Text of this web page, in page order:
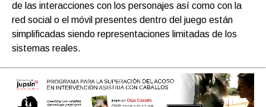
de las interacciones con los personajes así como con la
red social o el móvil presentes dentro del juego están
simplificadas siendo representaciones limitadas de los
sistemas reales.